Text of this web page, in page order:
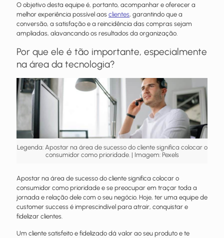
O objetivo desta equipe é, portanto, acompanhar e oferecer a
melhor experiência possível aos clientes, garantindo que a
conversão, a satisfação e a reincidência das compras sejam
ampliadas, alavancando os resultados da organização.
Por que ele é tão importante, especialmente
na área da tecnologia?
Legenda: Apostar na área de sucesso do cliente significa colocar o
consumidor como prioridade. | Imagem: Pexels
Apostar na área de sucesso do cliente significa colocar o
consumidor como prioridade e se preocupar em traçar toda a
jornada e relação dele com o seu negócio. Hoje, ter uma equipe de
customer success é imprescindível para atrair, conquistar e
fidelizar clientes.
Um cliente satisfeito e fidelizado dá valor ao seu produto e te